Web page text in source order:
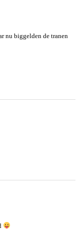
nu biggelden de tranen